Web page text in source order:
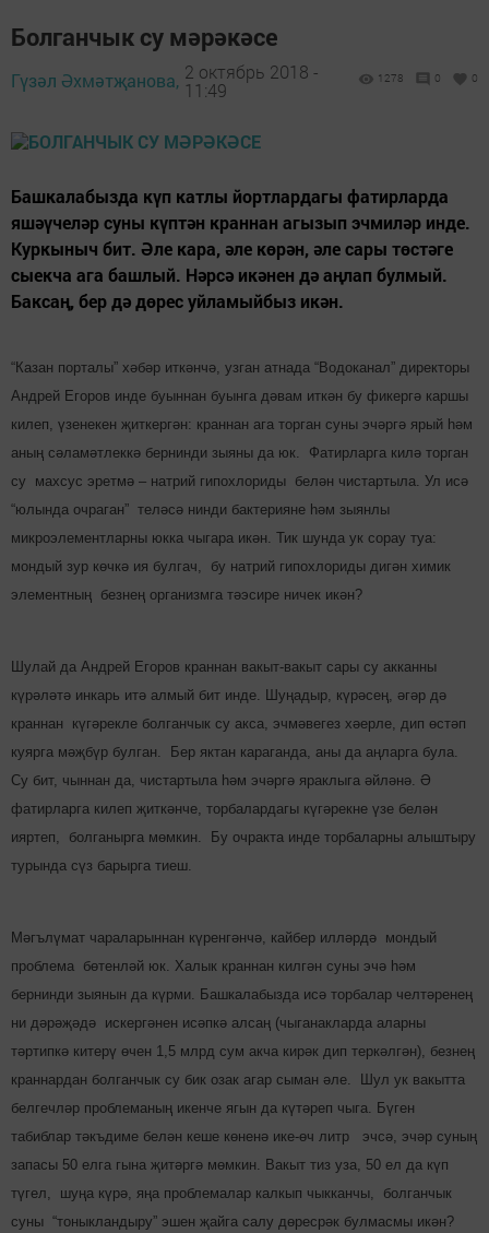
Болганчык су мәрәкәсе
Гүзәл Әхмәтҗанова, 2 октябрь 2018 -
11:49
1278 0 0
Башкалабызда күп катлы йортлардагы фатирларда
яшәүчеләр суны күптән краннан агызып эчмиләр инде.
Куркыныч бит. Әле кара, әле көрән, әле сары төстәге
сыекча ага башлый. Нәр­сә икәнен дә аңлап булмый.
Бак­саң, бер дә дөрес уйламыйбыз икән.
“Казан порталы” хәбәр иткәнчә, узган атнада “Водоканал” директоры
Андрей Егоров инде буыннан буынга дәвам иткән бу фикергә каршы
килеп, үзенекен җит­кергән: краннан ага торган суны эчәр­гә ярый һәм
аның сәла­мәтлеккә бернинди зыяны да юк. Фатирларга килә торган
су махсус эретмә – натрий гипохлориды белән чистартыла. Ул исә
“юлында очраган” теләсә нинди бактерияне һәм зыянлы
микроэлементларны юкка чыгара икән. Тик шунда ук сорау туа:
мондый зур көчкә ия булгач, бу натрий гипохлориды дигән химик
элементның безнең организмга тәэсире ничек икән?
Шулай да Андрей Егоров краннан вакыт-вакыт сары су акканны
күрәләтә инкарь итә алмый бит инде. Шуңадыр, күрәсең, әгәр дә
краннан күгәрекле болганчык су акса, эчмәвегез хәерле, дип өстәп
куярга мәҗбүр булган. Бер яктан караганда, аны да аңларга була.
Су бит, чыннан да, чистартыла һәм эчәргә яраклыга әйләнә. Ә
фатирларга килеп җиткәнче, торбалардагы күгә­рек­не үзе белән
ияртеп, болганырга мөмкин. Бу очракта инде торбаларны алыштыру
турында сүз барырга тиеш.
Мәгълүмат чараларыннан күрен­гәнчә, кайбер илләрдә мондый
проблема бөтенләй юк. Халык краннан килгән суны эчә һәм
бернинди зыянын да күрми. Башкалабызда исә торбалар челтәренең
ни дәрәҗәдә ис­кергәнен исәпкә алсаң (чыганакларда аларны
тәртипкә китерү өчен 1,5 млрд сум акча кирәк дип теркәлгән), безнең
краннардан болганчык су бик озак агар сыман әле. Шул ук вакытта
бел­геч­ләр про­блеманың икенче ягын да күтәреп чыга. Бүген
табиблар тәкъ­ди­ме белән кеше көненә ике-өч литр эчсә, эчәр суның
запасы 50 елга гына җитәргә мөмкин. Вакыт тиз уза, 50 ел да күп
түгел, шуңа күрә, яңа проблемалар калкып чыкканчы, болганчык
суны “то­нык­ландыру” эшен җайга салу дө­рес­рәк булмасмы икән?